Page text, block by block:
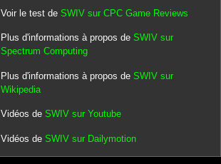
Voir le test de SWIV sur CPC Game Reviews
Plus d'informations à propos de SWIV sur
Spectrum Computing
Plus d'informations à propos de SWIV sur
Wikipedia
Vidéos de SWIV sur Youtube
Vidéos de SWIV sur Dailymotion